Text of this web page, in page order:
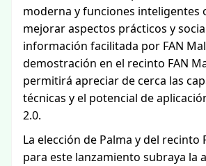
moderna y funciones inteligentes
mejorar aspectos prácticos y
información facilitada por FAN
demostración en el recinto FAN
permitirá apreciar de cerca las
técnicas y el potencial de
2.0.
La elección de Palma y del recinto
para este lanzamiento subraya la